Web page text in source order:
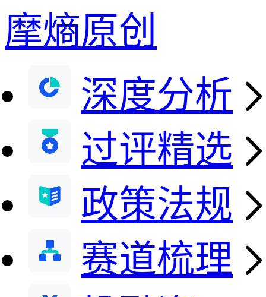
摩熵原创
深度分析
过评精选
政策法规
赛道梳理